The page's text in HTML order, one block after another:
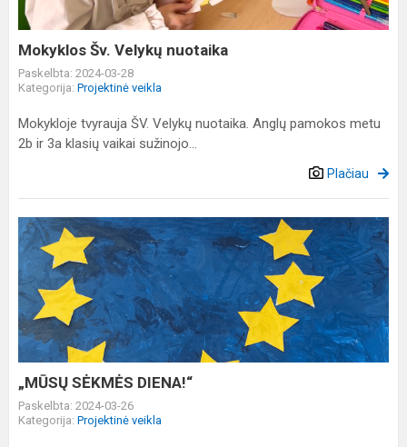
Mokyklos Šv. Velykų nuotaika
Paskelbta: 2024-03-28
Kategorija: Projektinė veikla
Mokykloje tvyrauja ŠV. Velykų nuotaika. Anglų pamokos metu
2b ir 3a klasių vaikai sužinojo...
Plačiau
„MŪSŲ
SĖKMĖS
DIENA!“
„MŪSŲ SĖKMĖS DIENA!“
Paskelbta: 2024-03-26
Kategorija: Projektinė veikla